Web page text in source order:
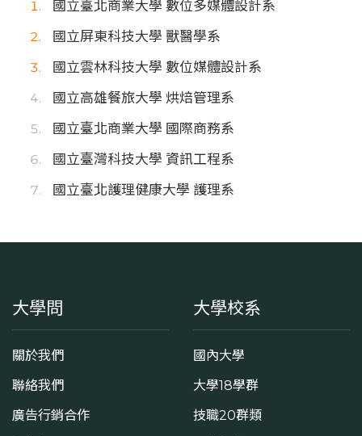
國立臺北商業大學 數位多媒體設計系
國立屏東科技大學 獸醫學系
國立雲林科技大學 數位媒體設計系
國立高雄餐旅大學 烘焙管理系
國立臺北商業大學 國際商務系
國立臺灣科技大學 資訊工程系
國立臺北護理健康大學 護理系
大學問
關於我們
聯絡我們
廣告行銷合作
大學校系
國內大學
大學18學群
技職20群類